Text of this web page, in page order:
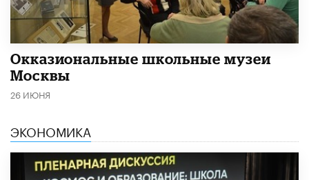
​Окказиональные школьные музеи
Москвы
26 ИЮНЯ
ЭКОНОМИКА